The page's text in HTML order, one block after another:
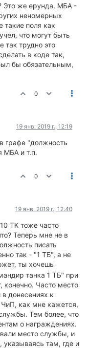
Это же ерунда. МБА -
неномерных
такие поля как
что могут быть
так трудно это
в коде так,
бы обязательным,
0
19 янв. 2019 г., 12:19
графе "должность
МБА и т.п.
0
19 янв. 2019 г., 12:40
ТК тоже часто
Теперь мне не в
писать
так - "1 ТБ", а не
ты хочешь
танка 1 ТБ" при
конечно. Часто место
донесениях к
как мне кажется,
Тем более, что
о награждениях.
место службы, и
указываясь там, где и